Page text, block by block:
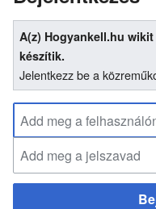
A(z) Hogyankell.hu
készítik.
Jelentkezz be a